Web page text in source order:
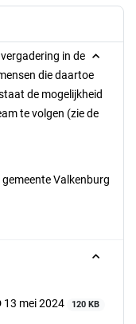
in de
die daartoe
de mogelijkheid
te volgen (zie de
Valkenburg
13 mei 2024
120 KB